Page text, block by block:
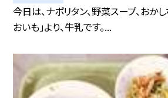
今日は、ナポリタン、野菜スープ、おか
おいも」より、牛乳です。...